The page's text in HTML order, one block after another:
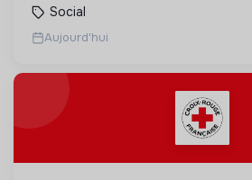
Social
Aujourd'hui